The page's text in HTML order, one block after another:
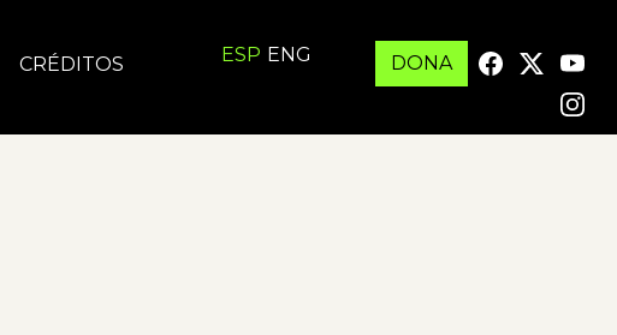
CRÉDITOS ESP ENG DONA